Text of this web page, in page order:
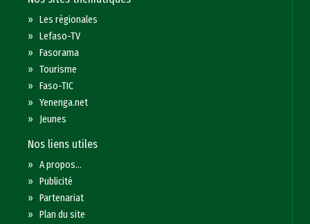
»Les régionales
»Lefaso-TV
»Fasorama
»Tourisme
»Faso-TIC
»Yenenga.net
» Jeunes
Nos liens utiles
»A propos...
»Publicité
»Partenariat
»Plan du site